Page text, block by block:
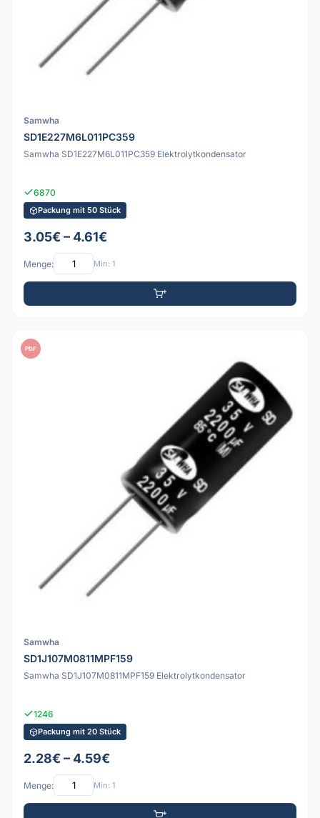
Samwha
SD1E227M6L011PC359
Samwha SD1E227M6L011PC359 Elektrolytkondensator
6870
Packung mit 50 Stück
3.05€ – 4.61€
Menge: Min: 1
PDF
Samwha
SD1J107M0811MPF159
Samwha SD1J107M0811MPF159 Elektrolytkondensator
1246
Packung mit 20 Stück
2.28€ – 4.59€
Menge: Min: 1